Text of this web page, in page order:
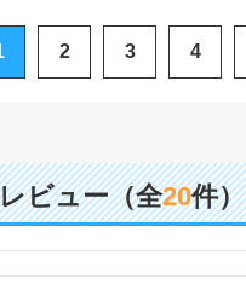
2 3 4
ビュー（全20件）